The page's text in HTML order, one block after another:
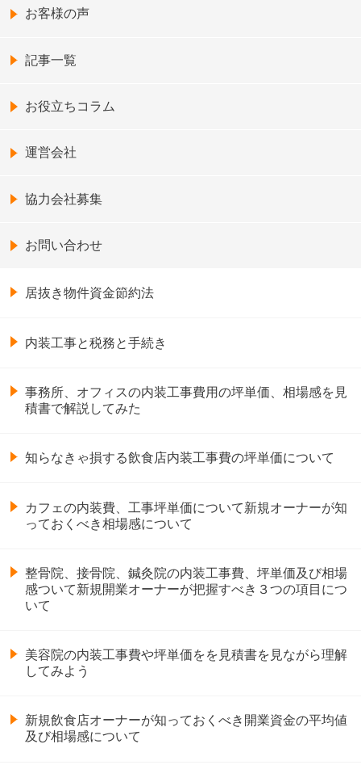
お客様の声
記事一覧
お役立ちコラム
運営会社
協力会社募集
お問い合わせ
居抜き物件資金節約法
内装工事と税務と手続き
事務所、オフィスの内装工事費用の坪単価、相場感を見
積書で解説してみた
知らなきゃ損する飲食店内装工事費の坪単価について
カフェの内装費、工事坪単価について新規オーナーが知
っておくべき相場感について
整骨院、接骨院、鍼灸院の内装工事費、坪単価及び相場
感ついて新規開業オーナーが把握すべき３つの項目につ
いて
美容院の内装工事費や坪単価をを見積書を見ながら理解
してみよう
新規飲食店オーナーが知っておくべき開業資金の平均値
及び相場感について